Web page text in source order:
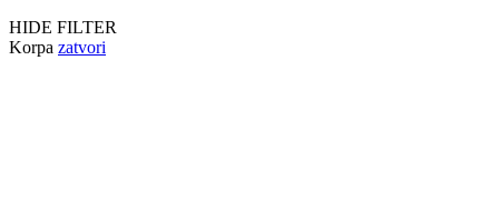
HIDE FILTER
Korpa zatvori